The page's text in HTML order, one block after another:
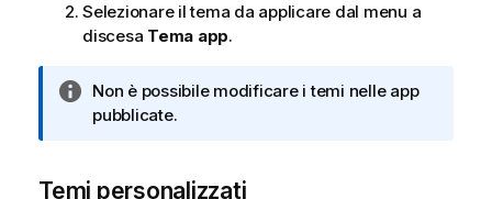
Selezionare il tema da applicare dal menu a
discesa Tema app.
N
o
Non è possibile modificare i temi nelle app
pubblicate.
Temi personalizzati